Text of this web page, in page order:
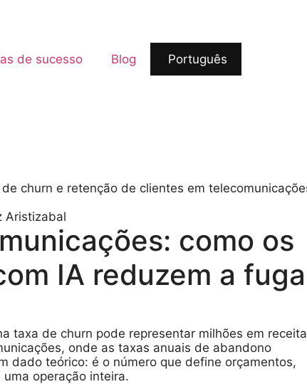
de sucesso Blog Português
Aristizabal
como os
IA reduzem a fuga
taxa de churn pode representar milhões em receita
onde as taxas anuais de abandono
dado teórico: é o número que define orçamentos,
operação inteira.